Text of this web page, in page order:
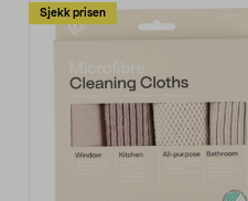
Sjekk prisen